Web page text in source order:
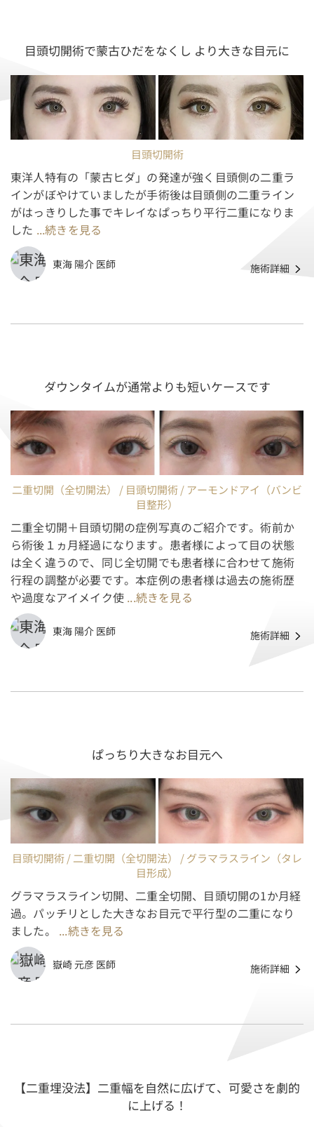
目頭切開術で蒙古ひだをなくし より大きな目元に
目頭切開術
東洋人特有の「蒙古ヒダ」の発達が強く目頭側の二重ラ
インがぼやけていましたが手術後は目頭側の二重ライン
がはっきりした事でキレイなぱっちり平行二重になりま
した ...続きを見る
東海 陽介 医師 施術詳細
ダウンタイムが通常よりも短いケースです
二重切開（全切開法） / 目頭切開術 / アーモンドアイ（バンビ
目整形）
二重全切開＋目頭切開の症例写真のご紹介です。術前か
ら術後１ヵ月経過になります。患者様によって目の状態
は全く違うので、同じ全切開でも患者様に合わせて施術
行程の調整が必要です。本症例の患者様は過去の施術歴
や過度なアイメイク使 ...続きを見る
東海 陽介 医師 施術詳細
ぱっちり大きなお目元へ
目頭切開術 / 二重切開（全切開法） / グラマラスライン（タレ
目形成）
グラマラスライン切開、二重全切開、目頭切開の1か月経
過。パッチリとした大きなお目元で平行型の二重になり
ました。 ...続きを見る
嶽崎 元彦 医師 施術詳細
【二重埋没法】二重幅を自然に広げて、可愛さを劇的
に上げる！